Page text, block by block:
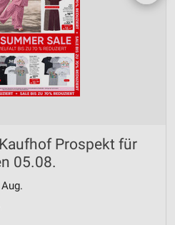
Prospekt für
05.08.